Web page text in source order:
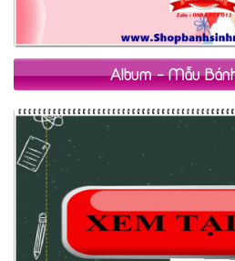
Album - Mẫu